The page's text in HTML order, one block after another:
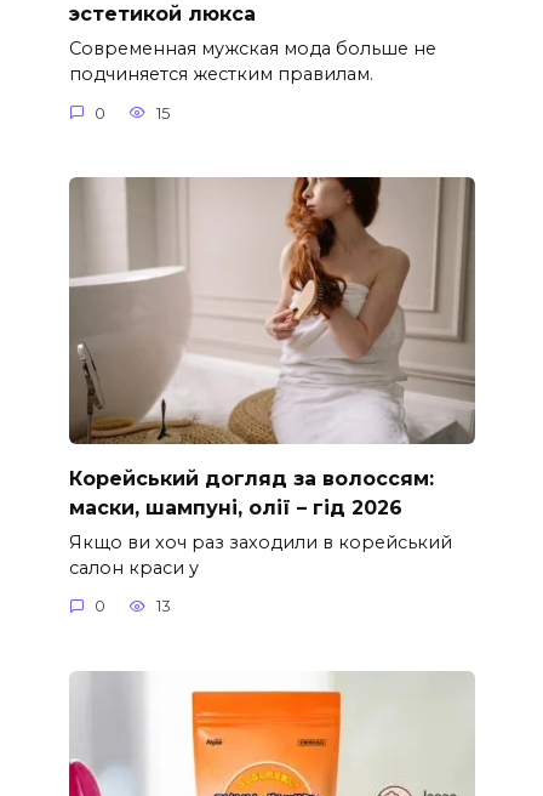
эстетикой люкса
Современная мужская мода больше не
подчиняется жестким правилам.
0 15
Корейський догляд за волоссям:
маски, шампуні, олії – гід 2026
Якщо ви хоч раз заходили в корейський
салон краси у
0 13